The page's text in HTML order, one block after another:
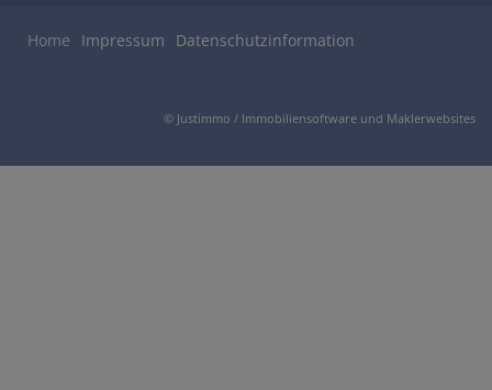
Home Impressum Datenschutzinformation
© Justimmo / Immobiliensoftware und Maklerwebsites